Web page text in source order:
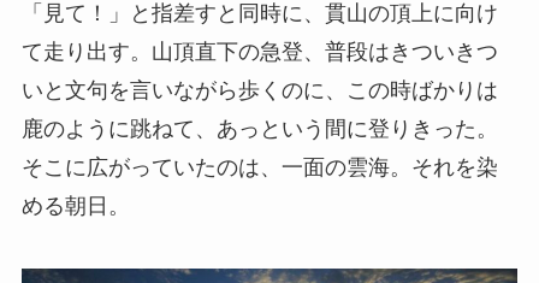
「見て！」と指差すと同時に、貫山の頂上に向け
て走り出す。山頂直下の急登、普段はきついきつ
いと文句を言いながら歩くのに、この時ばかりは
鹿のように跳ねて、あっという間に登りきった。
そこに広がっていたのは、一面の雲海。それを染
める朝日。